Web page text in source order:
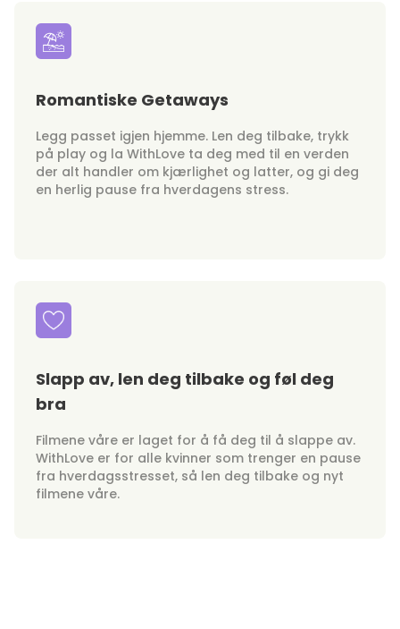
Romantiske Getaways
Legg passet igjen hjemme. Len deg tilbake, trykk
på play og la WithLove ta deg med til en verden
der alt handler om kjærlighet og latter, og gi deg
en herlig pause fra hverdagens stress.
Slapp av, len deg tilbake og føl deg
bra
Filmene våre er laget for å få deg til å slappe av.
WithLove er for alle kvinner som trenger en pause
fra hverdagsstresset, så len deg tilbake og nyt
filmene våre.